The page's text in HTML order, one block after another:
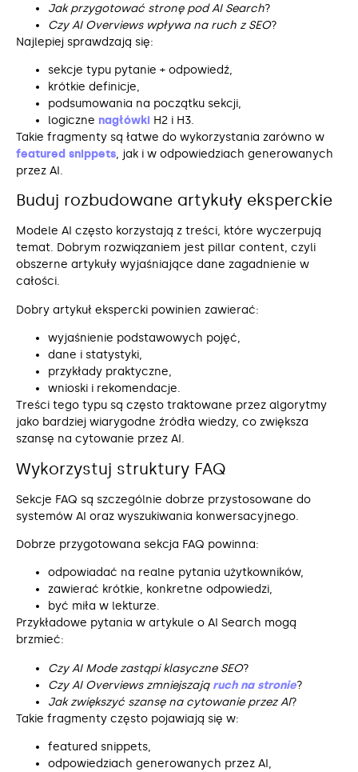
Jak przygotować stronę pod AI Search?
Czy AI Overviews wpływa na ruch z SEO?
Najlepiej sprawdzają się:
sekcje typu pytanie + odpowiedź,
krótkie definicje,
podsumowania na początku sekcji,
logiczne nagłówki H2 i H3.
Takie fragmenty są łatwe do wykorzystania zarówno w
featured snippets, jak i w odpowiedziach generowanych
przez AI.
Buduj rozbudowane artykuły eksperckie
Modele AI często korzystają z treści, które wyczerpują
temat. Dobrym rozwiązaniem jest pillar content, czyli
obszerne artykuły wyjaśniające dane zagadnienie w
całości.
Dobry artykuł ekspercki powinien zawierać:
wyjaśnienie podstawowych pojęć,
dane i statystyki,
przykłady praktyczne,
wnioski i rekomendacje.
Treści tego typu są często traktowane przez algorytmy
jako bardziej wiarygodne źródła wiedzy, co zwiększa
szansę na cytowanie przez AI.
Wykorzystuj struktury FAQ
Sekcje FAQ są szczególnie dobrze przystosowane do
systemów AI oraz wyszukiwania konwersacyjnego.
Dobrze przygotowana sekcja FAQ powinna:
odpowiadać na realne pytania użytkowników,
zawierać krótkie, konkretne odpowiedzi,
być miła w lekturze.
Przykładowe pytania w artykule o AI Search mogą
brzmieć:
Czy AI Mode zastąpi klasyczne SEO?
Czy AI Overviews zmniejszają ruch na stronie?
Jak zwiększyć szansę na cytowanie przez AI?
Takie fragmenty często pojawiają się w:
featured snippets,
odpowiedziach generowanych przez AI,